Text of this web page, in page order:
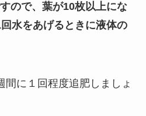
ので、葉が10枚以上にな
水をあげるときに液体の
間に１回程度追肥しましょ